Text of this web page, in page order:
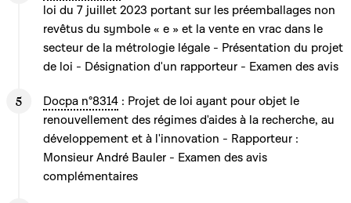
loi du 7 juillet 2023 portant sur les préemballages non
revêtus du symbole « e » et la vente en vrac dans le
secteur de la métrologie légale - Présentation du projet
de loi - Désignation d'un rapporteur - Examen des avis
Docpa n°8314 : Projet de loi ayant pour objet le
renouvellement des régimes d'aides à la recherche, au
développement et à l'innovation - Rapporteur :
Monsieur André Bauler - Examen des avis
complémentaires